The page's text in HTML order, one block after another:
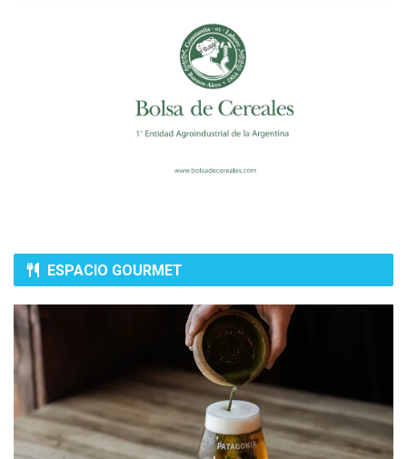
Un
vantaggio
significativo
del
Viagra
Generico
rispetto
sua
controparte
ESPACIO GOURMET